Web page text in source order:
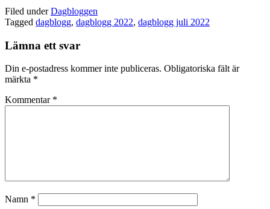
Filed underDagbloggen
Tagged dagblogg, dagblogg 2022, dagblogg juli 2022
Lämna ett svar
Din e-postadress kommer inte publiceras. Obligatoriska fält är
märkta *
Kommentar *
Namn *